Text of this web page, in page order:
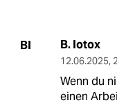
BI B. Iotox
12.06.2025,
Wenn du
einen